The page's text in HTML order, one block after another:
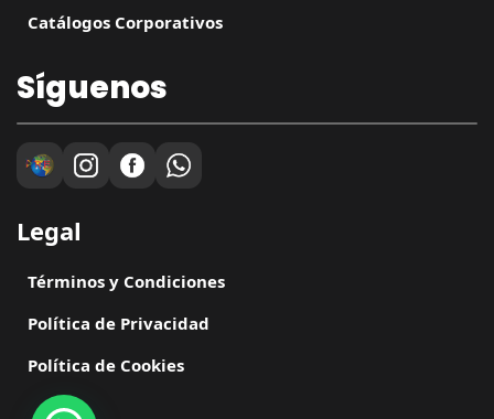
Catálogos Corporativos
Síguenos
Legal
Términos y Condiciones
Política de Privacidad
Política de Cookies